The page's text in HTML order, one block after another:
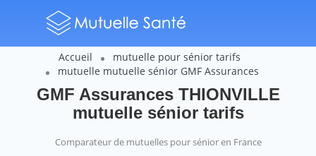
Accueil
mutuelle pour sénior tarifs
mutuelle mutuelle sénior GMF Assurances
GMF Assurances THIONVILLE
mutuelle sénior tarifs
Comparateur de mutuelles pour sénior en France